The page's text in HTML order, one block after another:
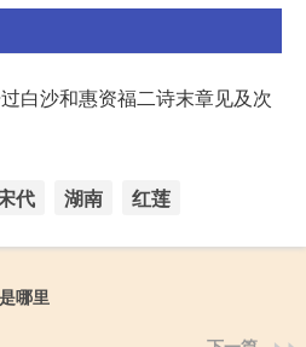
白沙和惠资福二诗末章见及次
代 湖南 红莲
哪里